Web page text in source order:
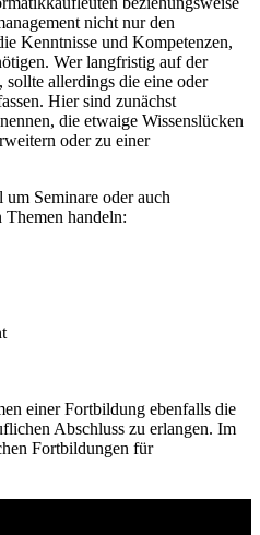
nicht nur den
Kenntnisse und Kompetenzen,
Wer langfristig auf der
allerdings die eine oder
Hier sind zunächst
die etwaige Wissenslücken
oder zu einer
Seminare oder auch
Themen handeln:
einer Fortbildung ebenfalls die
Abschluss zu erlangen. Im
Fortbildungen für